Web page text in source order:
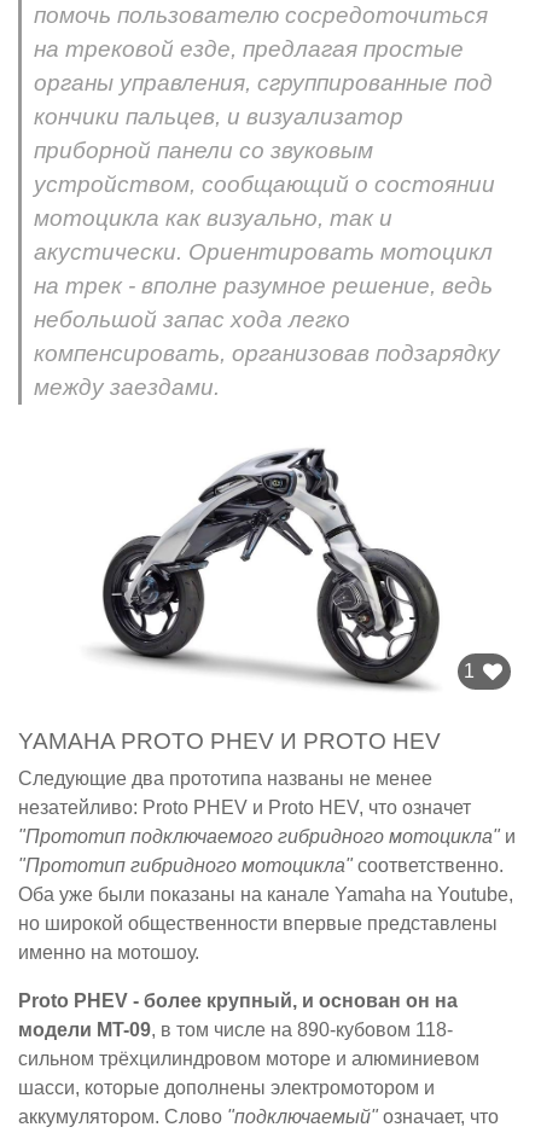
помочь пользователю сосредоточиться
на трековой езде, предлагая простые
органы управления, сгруппированные под
кончики пальцев, и визуализатор
приборной панели со звуковым
устройством, сообщающий о состоянии
мотоцикла как визуально, так и
акустически. Ориентировать мотоцикл
на трек - вполне разумное решение, ведь
небольшой запас хода легко
компенсировать, организовав подзарядку
между заездами.
1
YAMAHA PROTO PHEV И PROTO HEV
Следующие два прототипа названы не менее
незатейливо: Proto PHEV и Proto HEV, что означет
"Прототип подключаемого гибридного мотоцикла" и
"Прототип гибридного мотоцикла" соответственно.
Оба уже были показаны на канале Yamaha на Youtube,
но широкой общественности впервые представлены
именно на мотошоу.
Proto PHEV - более крупный, и основан он на
модели MT-09, в том числе на 890-кубовом 118-
сильном трёхцилиндровом моторе и алюминиевом
шасси, которые дополнены электромотором и
аккумулятором. Слово "подключаемый" означает, что